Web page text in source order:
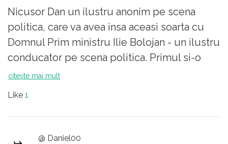
Nicusor Dan un ilustru anonim pe scena
politica, care va avea insa aceasi soarta cu
Domnul Prim ministru Ilie Bolojan - un ilustru
conducator pe scena politica. Primul si-o
merita, al doilea nu.
citește mai mult
Like 1
@ Daniel00